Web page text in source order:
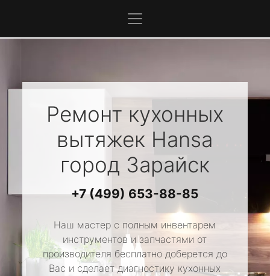
Ремонт кухонных
вытяжек Hansa
город Зарайск
+7 (499) 653-88-85
Наш мастер с полным инвентарем
инструментов и запчастями от
производителя бесплатно доберется до
Вас и сделает диагностику кухонных